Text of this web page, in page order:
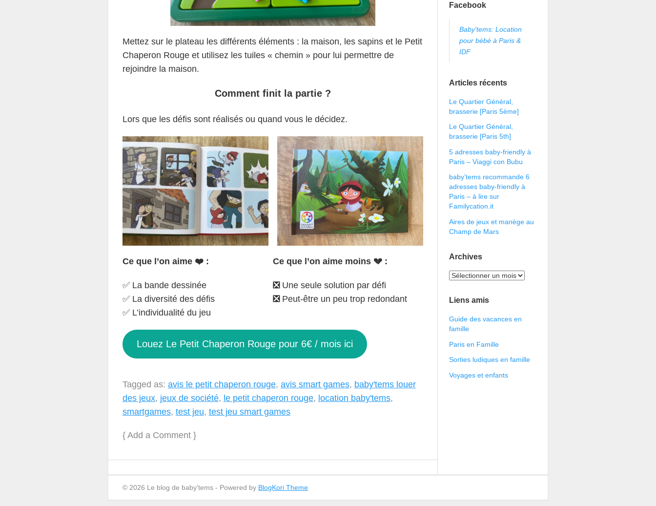
Mettez sur le plateau les différents éléments : la maison, les sapins et le Petit
Chaperon Rouge et utilisez les tuiles « chemin » pour lui permettre de
rejoindre la maison.
Comment finit la partie ?
Lors que les défis sont réalisés ou quand vous le décidez.
Ce que l’on aime ❤️ :
✅ La bande dessinée
✅ La diversité des défis
✅ L’individualité du jeu
Ce que l’on aime moins 💔 :
❎ Une seule solution par défi
❎ Peut-être un peu trop redondant
Louez Le Petit Chaperon Rouge pour 6€ / mois ici
Tagged as: avis le petit chaperon rouge, avis smart games, baby'tems louer
des jeux, jeux de société, le petit chaperon rouge, location baby'tems,
smartgames, test jeu, test jeu smart games
{ Add a Comment}
Facebook
Baby'tems: Location
pour bébé à Paris &
IDF
Articles récents
Le Quartier Général,
brasserie [Paris 5ème]
Le Quartier Général,
brasserie [Paris 5th]
5 adresses baby-friendly à
Paris – Viaggi con Bubu
baby’tems recommande 6
adresses baby-friendly à
Paris – à lire sur
Familycation.it
Aires de jeux et manège au
Champ de Mars
Archives
Liens amis
Guide des vacances en
famille
Paris en Famille
Sorties ludiques en famille
Voyages et enfants
© 2026 Le blog de baby'tems - Powered by BlogKori Theme